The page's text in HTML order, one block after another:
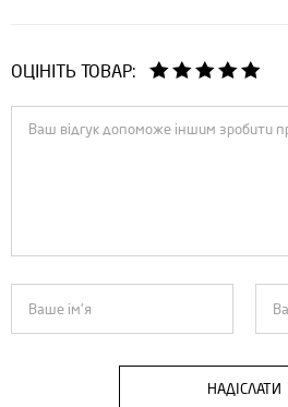
ОЦІНІТЬ ТОВАР:
НАДІСЛАТИ